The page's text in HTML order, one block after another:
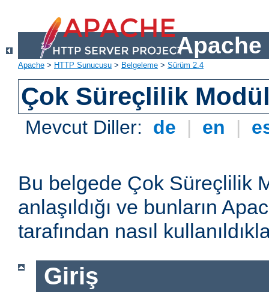
Apache
Apache > HTTP Sunucusu > Belgeleme > Sürüm 2.4
Çok Süreçlilik
Mevcut Diller: de | en |
Bu belgede Çok Süreçlilik
anlaşıldığı ve bunların
tarafından nasıl
Giriş